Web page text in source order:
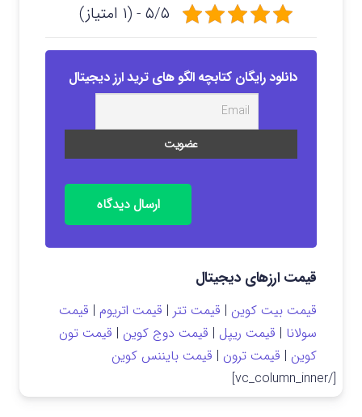
۵/۵ - (۱ امتیاز)
دانلود رایگان کتابچه الگو های ترید ارز دیجیتال
ارسال دیدگاه
قیمت ارزهای دیجیتال
قیمت بیت کوین | قیمت تتر | قیمت اتریوم | قیمت
سولانا | قیمت ریپل | قیمت دوج کوین | قیمت تون
کوین | قیمت ترون | قیمت بایننس کوین
[/vc_column_inner]